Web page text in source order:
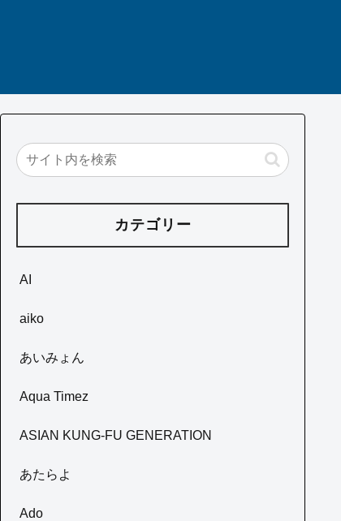
カテゴリー
AI
aiko
あいみょん
Aqua Timez
ASIAN KUNG-FU GENERATION
あたらよ
Ado